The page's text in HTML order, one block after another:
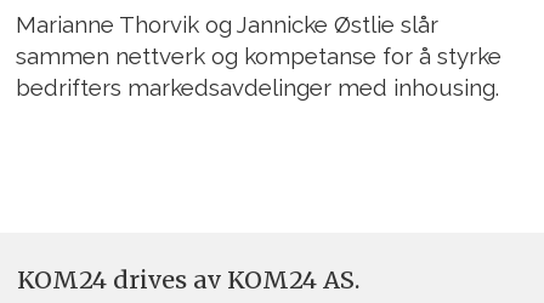
Marianne Thorvik og Jannicke Østlie slår
sammen nettverk og kompetanse for å styrke
bedrifters markedsavdelinger med inhousing.
KOM24 drives av KOM24 AS.